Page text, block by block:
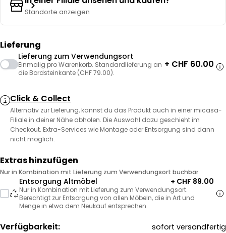
Standorte anzeigen
Lieferung
Lieferung zum Verwendungsort
Einmalig pro Warenkorb. Standardlieferung an
die Bordsteinkante (CHF 79.00).
+ CHF 60.00
Click & Collect
Alternativ zur Lieferung, kannst du das Produkt auch in einer micasa-
Filiale in deiner Nähe abholen. Die Auswahl dazu geschieht im
Checkout. Extra-Services wie Montage oder Entsorgung sind dann
nicht möglich.
Extras hinzufügen
Nur in Kombination mit Lieferung zum Verwendungsort buchbar.
Entsorgung Altmöbel + CHF 89.00
Nur in Kombination mit Lieferung zum Verwendungsort.
Berechtigt zur Entsorgung von allen Möbeln, die in Art und
Menge in etwa dem Neukauf entsprechen.
Verfügbarkeit: sofort versandfertig